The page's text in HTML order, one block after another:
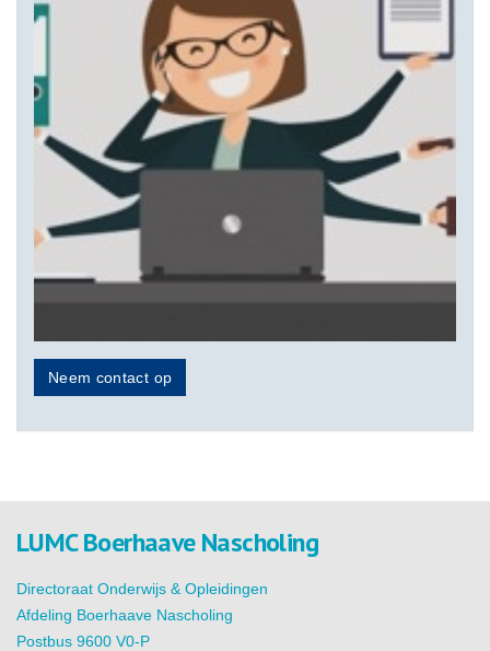
Neem contact op
LUMC Boerhaave Nascholing
Directoraat Onderwijs & Opleidingen
Afdeling Boerhaave Nascholing
Postbus 9600 V0-P